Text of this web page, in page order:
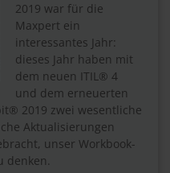
2019 war für die
Maxpert ein
interessantes Jahr:
dieses Jahr haben mit
dem neuen ITIL® 4
und dem erneuerten
2019 zwei wesentliche
Aktualisierungen
unser Workbook-
denken.